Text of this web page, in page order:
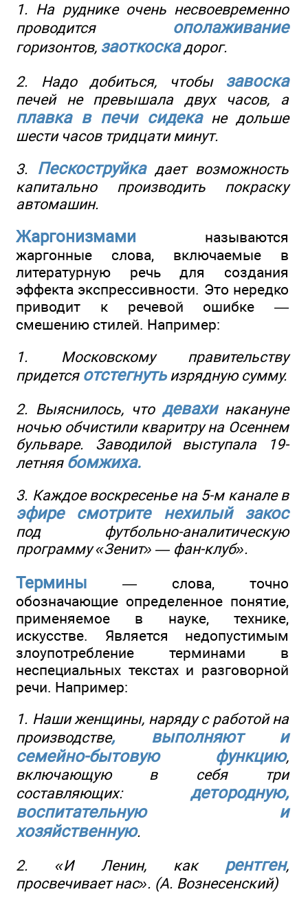
1. На руднике очень несвоевременно
проводится ополаживание
горизонтов, заоткоскадорог.
2. Надо добиться, чтобы завоска
печей не превышала двух часов, а
плавка в печи сидекане дольше
шести часов тридцати минут.
3. Пескоструйкадает возможность
капитально производить покраску
автомашин.
Жаргонизмами называются
жаргонные слова, включаемые в
литературную речь для создания
эффекта экспрессивности. Это нередко
приводит к речевой ошибке —
смешению стилей. Например:
1. Московскому правительству
придется отстегнутьизрядную сумму.
2. Выяснилось, что девахинакануне
ночью обчистили кваритру на Осеннем
бульваре. Заводилой выступала 19-
летняя бомжиха.
3. Каждое воскресенье на 5-м канале в
эфире смотрите нехилый закос
под футбольно-аналитическую
программу «Зенит» — фан-клуб».
Термины — слова, точно
обозначающие определенное понятие,
применяемое в науке, технике,
искусстве. Является недопустимым
злоупотребление терминами в
неспециальных текстах и разговорной
речи. Например:
1. Наши женщины, наряду с работой на
производстве, выполняют и
семейно-бытовую функцию,
включающую в себя три
составляющих: детородную,
воспитательную и
хозяйственную.
2. «И Ленин, как рентген,
просвечивает нас». (А. Вознесенский)